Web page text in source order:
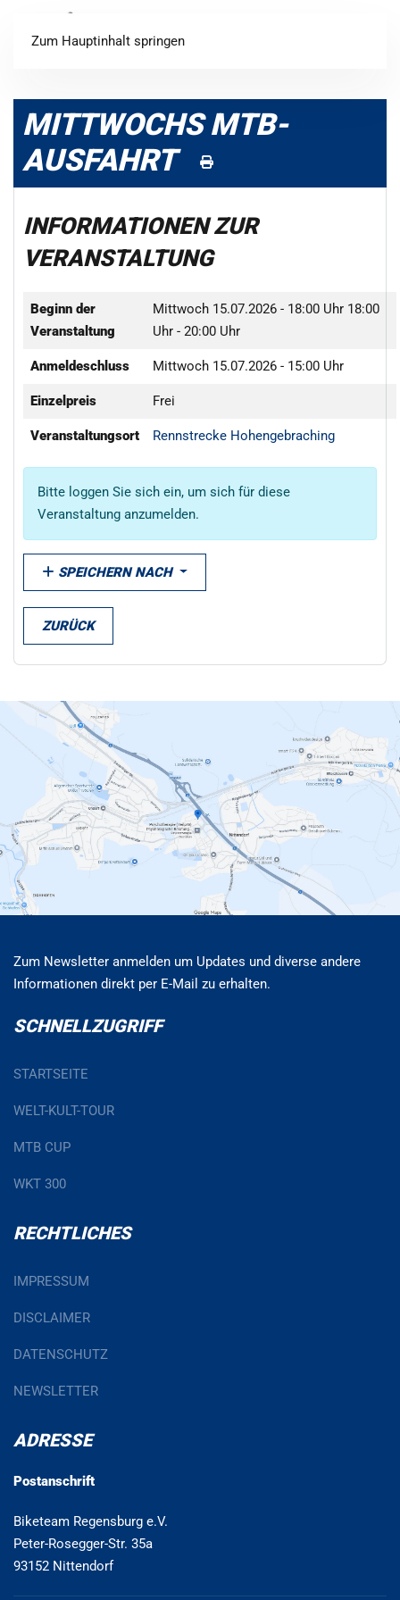
Zum Hauptinhalt springen
MITTWOCHS MTB-
AUSFAHRT
INFORMATIONEN ZUR
VERANSTALTUNG
Beginn der
Veranstaltung
Mittwoch 15.07.2026 - 18:00 Uhr 18:00
Uhr - 20:00 Uhr
Anmeldeschluss Mittwoch 15.07.2026 - 15:00 Uhr
Einzelpreis Frei
Veranstaltungsort Rennstrecke Hohengebraching
Bitte loggen Sie sich ein, um sich für diese
Veranstaltung anzumelden.
SPEICHERN NACH
ZURÜCK
Zum Newsletter anmelden um Updates und diverse andere
Informationen direkt per E-Mail zu erhalten.
SCHNELLZUGRIFF
STARTSEITE
WELT-KULT-TOUR
MTB CUP
WKT 300
RECHTLICHES
IMPRESSUM
DISCLAIMER
DATENSCHUTZ
NEWSLETTER
ADRESSE
Postanschrift
Biketeam Regensburg e.V.
Peter-Rosegger-Str. 35a
93152 Nittendorf